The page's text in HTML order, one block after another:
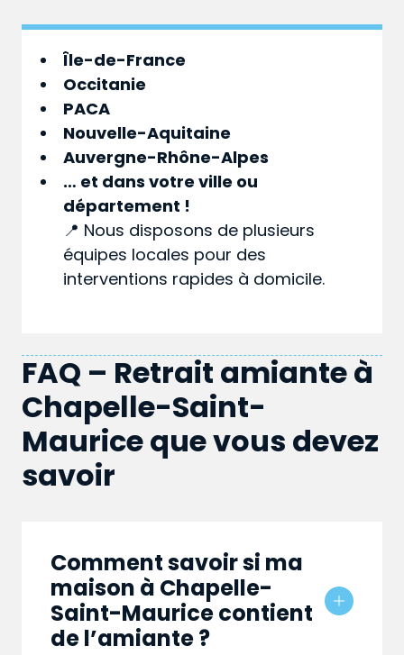
Île-de-France
Occitanie
PACA
Nouvelle-Aquitaine
Auvergne-Rhône-Alpes
… et dans votreville ou
département !
📍 Nous disposons de plusieurs
équipes locales pour des
interventions rapides à domicile.
FAQ – Retrait amiante à
Chapelle-Saint-
Maurice que vous devez
savoir
Comment savoir si ma
maison à Chapelle-
Saint-Maurice contient
de l’amiante ?